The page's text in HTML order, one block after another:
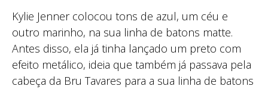
Kylie Jenner colocou tons de azul, um céu e
outro marinho, na sua linha de batons matte.
Antes disso, ela já tinha lançado um preto com
efeito metálico, ideia que também já passava pela
cabeça da Bru Tavares para a sua linha de batons